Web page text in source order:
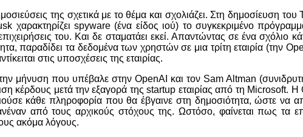
της σχετικά με το θέμα και σχολιάζει. Στη δημοσίευση του
χαρακτηρίζει spyware (ένα είδος ιού) το συγκεκριμένο
του. Και δε σταματάει εκεί. Απαντώντας σε ένα σχόλιο
παραδίδει τα δεδομένα των χρηστών σε μια τρίτη εταιρία (την
στις υποσχέσεις της εταιρίας.
μήνυση που υπέβαλε στην OpenAI και τον Sam Altman
κέρδους μετά την εξαγορά της startup εταιρίας από τη Microsoft. Η
κάθε πληροφορία που θα έβγαινε στη δημοσιότητα, ώστε να
από τους αρχικούς στόχους της. Ωστόσο, φαίνεται πως τα
ακόμα λόγους.